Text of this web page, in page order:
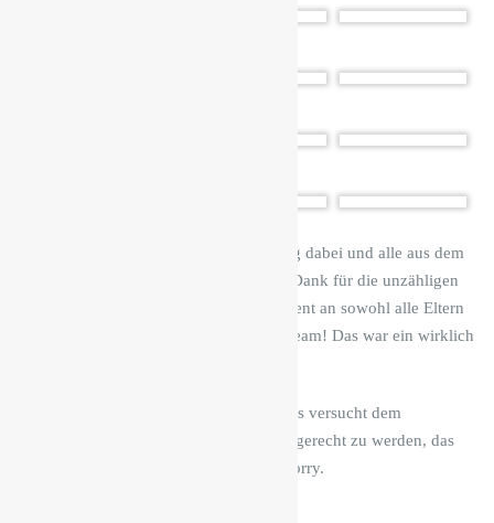
Alle Kinder waren mit Begeisterung dabei und alle aus dem
Team mindestens genauso. Vielen Dank für die unzähligen
Ideen und das großartige Engagement an sowohl alle Eltern
als auch das Planungs- und Orga-Team! Das war ein wirklich
Die (viel zu) große Anzahl der Fotos versucht dem
eindrucksvoll vielfältigen Angebot gerecht zu werden, das
ging kaum mit weniger Bildern – sorry.